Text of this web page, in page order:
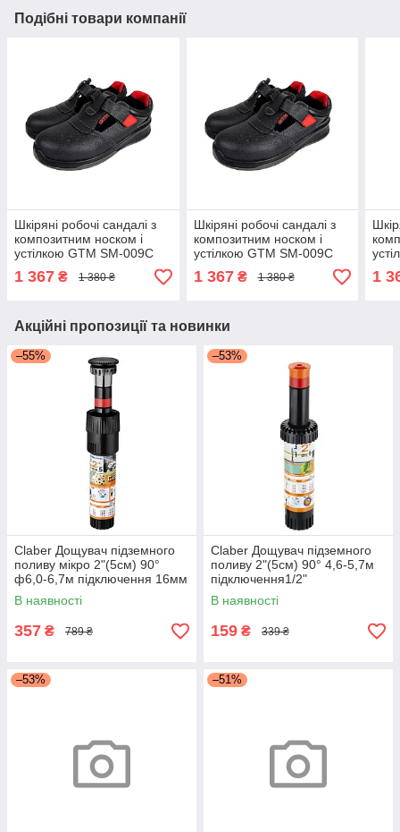
Подібні товари компанії
Шкіряні робочі сандалі з
композитним носком і
устілкою GTM SM-009C
1 367 ₴ 1 380 ₴
Шкіряні робочі сандалі з
композитним носком і
устілкою GTM SM-009C
1 367₴ 1 380 ₴ 1
Акційні пропозиції та новинки
–55%
Claber Дощувач підземного
поливу мікро 2"(5см) 90°
ф6,0-6,7м підключення 16мм
COLIBRI
В наявності
357 ₴ 789 ₴
–53%
Claber Дощувач підземного
поливу 2"(5см) 90° 4,6-5,7м
підключення1/2"
В наявності
159 ₴ 339 ₴
–53% –51%